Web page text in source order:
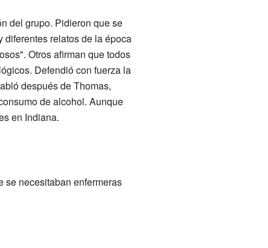
del grupo. Pidieron que se
relatos de la época
Otros afirman que todos
Defendió con fuerza la
después de Thomas,
de alcohol. Aunque
en Indiana.
se necesitaban enfermeras